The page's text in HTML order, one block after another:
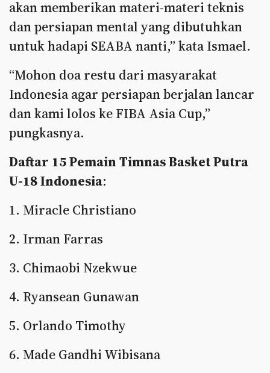
akan memberikan materi-materi teknis
dan persiapan mental yang dibutuhkan
untuk hadapi SEABA nanti,” kata Ismael.
“Mohon doa restu dari masyarakat
Indonesia agar persiapan berjalan lancar
dan kami lolos ke FIBA Asia Cup,”
pungkasnya.
Daftar 15 Pemain Timnas Basket Putra
U-18 Indonesia:
1. Miracle Christiano
2. Irman Farras
3. Chimaobi Nzekwue
4. Ryansean Gunawan
5. Orlando Timothy
6. Made Gandhi Wibisana